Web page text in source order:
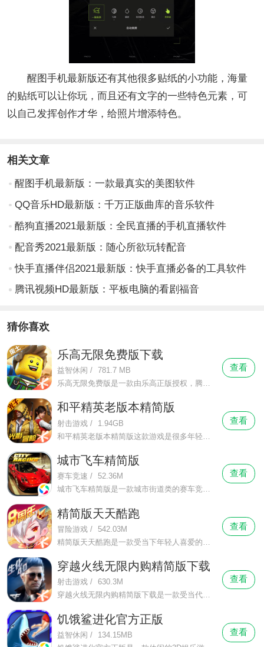
醒图手机最新版还有其他很多贴纸的小功能，海量
的贴纸可以让你玩，而且还有文字的一些特色元素，可
以自己发挥创作才华，给照片增添特色。
相关文章
醒图手机最新版：一款最真实的美图软件
QQ音乐HD最新版：千万正版曲库的音乐软件
酷狗直播2021最新版：全民直播的手机直播软件
配音秀2021最新版：随心所欲玩转配音
快手直播伴侣2021最新版：快手直播必备的工具软件
腾讯视频HD最新版：平板电脑的看剧福音
猜你喜欢
乐高无限免费版下载
益智休闲 / 781.7 MB
查看
和平精英老版本精简版
射击游戏 /
1.94GB
查看
城市飞车精简版
赛车竞速 / 52.36M
城市飞车精简版是一款城市街道类的赛车竞速手游，游戏中采用了最新的飞车物理引擎、最优的3D画质使玩家体验到一个非常流畅刺激的赛道争夺战，在其中有着赛车升级系统，需要玩家通过赛跑赢得的金币去把自己的爱车进行一个升级。
查看
精简版天天酷跑
冒险游戏 / 542.03M
查看
穿越火线无限内购精简版下载
射击游戏 / 630.3M
穿越火线无限内购精简版下载是一款受当代年轻人喜爱的大型枪战射击类手游，在穿越火线无限内购精简版下载的游戏中极大程度的还原了端游的经典游戏战斗地图、经典的玩法等一系列游戏特色元素去让玩家们感受枪林弹雨的射击手游。
查看
饥饿鲨进化官方正版
益智休闲 /
134.15MB
查看